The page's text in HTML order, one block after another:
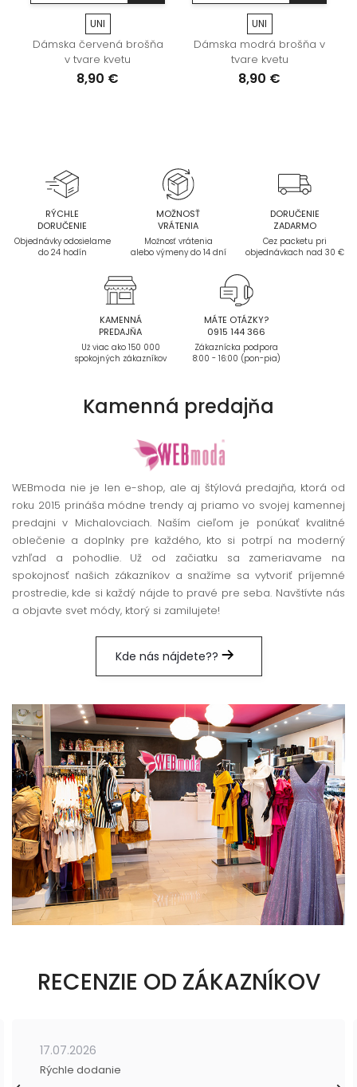
UNI
Dámska červená brošňa
v tvare kvetu
8,90 €
UNI
Dámska modrá brošňa v
tvare kvetu
8,90 €
RÝCHLE
DORUČENIE
Objednávky odosielame
do 24 hodín
MOŽNOSŤ
VRÁTENIA
Možnosť vrátenia
alebo výmeny do 14 dní
DORUČENIE
ZADARMO
Cez packetu pri
objednávkach nad 30 €
KAMENNÁ
PREDAJŇA
Už viac ako 150 000
spokojných zákazníkov
MÁTE OTÁZKY?
0915 144 366
Zákaznícka podpora
8:00 - 16:00 (pon-pia)
Kamenná predajňa
WEBmoda nie je len e-shop, ale aj štýlová predajňa, ktorá od
roku 2015 prináša módne trendy aj priamo vo svojej kamennej
predajni v Michalovciach. Naším cieľom je ponúkať kvalitné
oblečenie a doplnky pre každého, kto si potrpí na moderný
vzhľad a pohodlie. Už od začiatku sa zameriavame na
spokojnosť našich zákazníkov a snažíme sa vytvoriť príjemné
prostredie, kde si každý nájde to pravé pre seba. Navštívte nás
a objavte svet módy, ktorý si zamilujete!
Kde nás nájdete??
RECENZIE OD ZÁKAZNÍKOV
17.07.2026
Rýchle dodanie